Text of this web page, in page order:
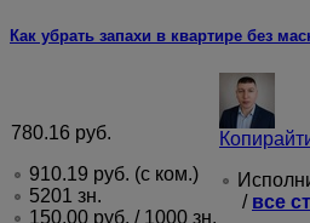
Как убрать запахи в квартире без
780.16 руб.
910.19 руб. (с ком.)
5201 зн.
150.00 руб. / 1000 зн.
/ все